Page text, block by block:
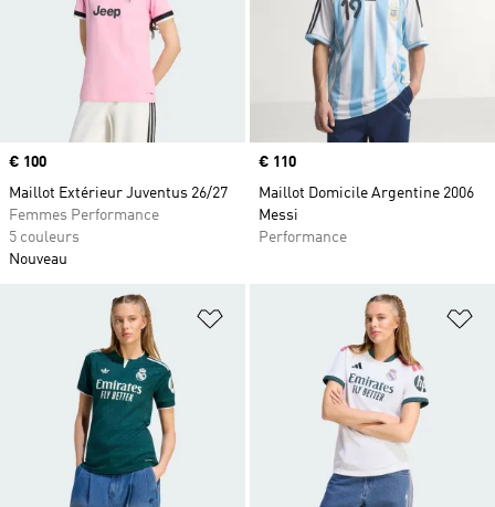
Prix
€ 100
Maillot Extérieur Juventus 26/27
Femmes Performance
5 couleurs
Nouveau
Prix
€ 110
Maillot Domicile Argentine 2006
Messi
Performance
Ajouter à la Liste de produits